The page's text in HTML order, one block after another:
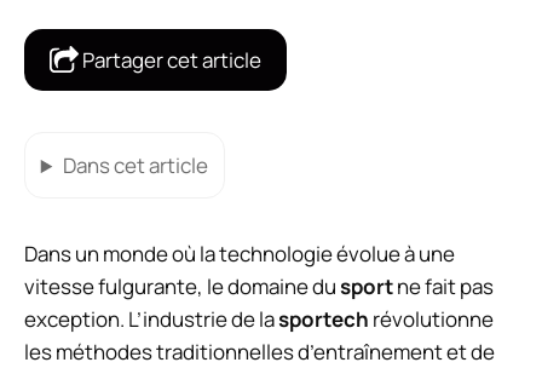
Partager cet article
Dans cet article
Dans un monde où la technologie évolue à une
vitesse fulgurante, le domaine dusportne fait pas
exception. L’industrie de lasportech révolutionne
les méthodes traditionnelles d’entraînement et de